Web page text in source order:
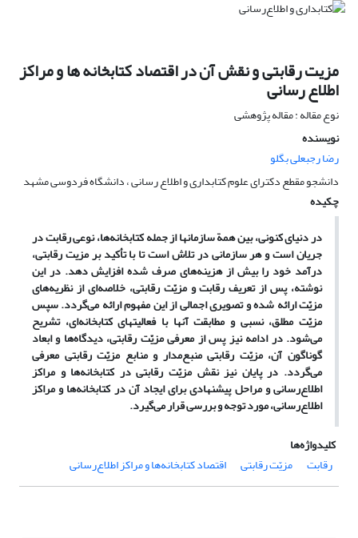
مزیت رقابتی و نقش آن در اقتصاد کتابخانه ها و مراکز
اطلاع رسانی
نوع مقاله : مقاله پژوهشی
نویسنده
رضا رجبعلی بگلو
دانشجو مقطع دکترای علوم کتابداری و اطلاع رسانی ، دانشگاه فردوسی مشهد
چکیده
در دنیای کنونی، بین همة سازمانها از جمله کتابخانه‌ها، نوعی رقابت در
جریان است و هر سازمانی در تلاش است تا با تأکید بر مزیت رقابتی،
درآمد خود را بیش از هزینه‌های صرف شده افزایش دهد. در این
نوشته، پس از تعریف رقابت و مزیّت رقابتی، خلاصه‌ای از نظریه‌های
مزیّت ارائه شده و تصویری اجمالی از این مفهوم ارائه می‌گردد. سپس
مزیّت مطلق، نسبی و مطابقت آنها با فعالیتهای کتابخانه‌ای، تشریح
می‌شود. در ادامه نیز پس از معرفی مزیّت رقابتی، دیدگاه‌ها و ابعاد
گوناگون آن، مزیّت رقابتی منبع‌مدار و منابع مزیّت رقابتی معرفی
می‌گردد. در پایان نیز نقش مزیّت رقابتی در کتابخانه‌ها و مراکز
اطلاع‌رسانی و مراحل پیشنهادی برای ایجاد آن در کتابخانه‌ها و مراکز
اطلاع‌رسانی، مورد توجه و بررسی قرار می‌گیرد.
کلیدواژه‌ها
رقابت
مزیّت رقابتی اقتصاد کتابخانه‌ها و مراکز اطلاع‌رسانی